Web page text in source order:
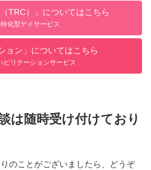
TRC）」についてはこちら
化型デイサービス
ョン」についてはこちら
ビリテーションサービス
は随時受け付けており
のことがございましたら、どうぞ